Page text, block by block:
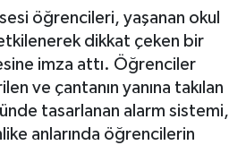
öğrencileri, yaşanan okul
etkilenerek dikkat çeken bir
imza attı. Öğrenciler
ve çantanın yanına takılan
tasarlanan alarm sistemi,
anlarında öğrencilerin